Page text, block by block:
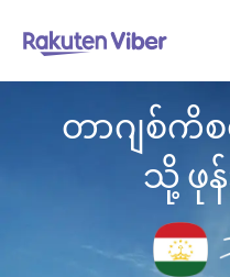
တာဂျစ်ကိ
သို့ ဖုန်